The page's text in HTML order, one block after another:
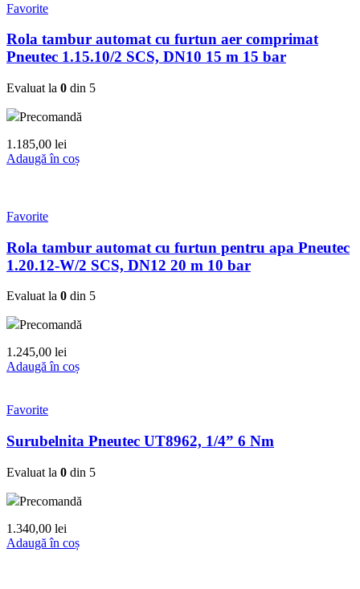
Favorite
Rola tambur automat cu furtun aer comprimat
Pneutec 1.15.10/2 SCS, DN10 15 m 15 bar
Evaluat la 0 din 5
Precomandă
1.185,00 lei
Adaugă în coș
Favorite
Rola tambur automat cu furtun pentru apa Pneutec
1.20.12-W/2 SCS, DN12 20 m 10 bar
Evaluat la 0 din 5
Precomandă
1.245,00 lei
Adaugă în coș
Favorite
Surubelnita Pneutec UT8962, 1/4” 6 Nm
Evaluat la 0 din 5
Precomandă
1.340,00 lei
Adaugă în coș